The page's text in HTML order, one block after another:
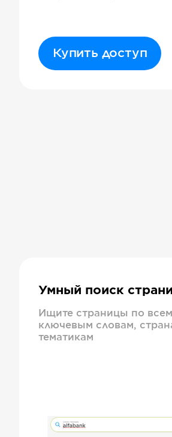
Купить доступ
Умный поиск
Ищите страницы по
ключевым словам,
тематикам